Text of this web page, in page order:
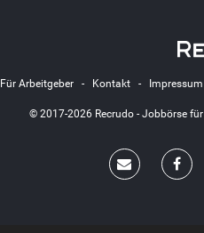
Für Arbeitgeber- Kontakt- Impressum
© 2017-2026 Recrudo - Jobbörse